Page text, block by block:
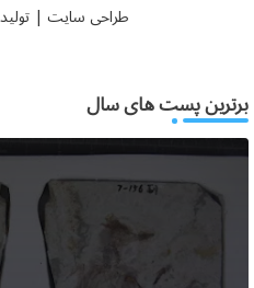
طراحی سایت | تولید
برترین پست های سال